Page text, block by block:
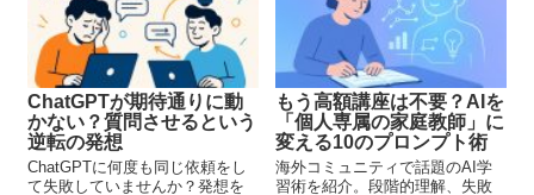
ChatGPTが期待通りに動
かない？質問させるという
逆転の発想
ChatGPTに何度も同じ依頼をし
て失敗していませんか？発想を
もう高額講座は不要？AIを
「個人専属の家庭教師」に
変える10のプロンプト術
海外コミュニティで話題のAI学
習術を紹介。段階的理解、失敗